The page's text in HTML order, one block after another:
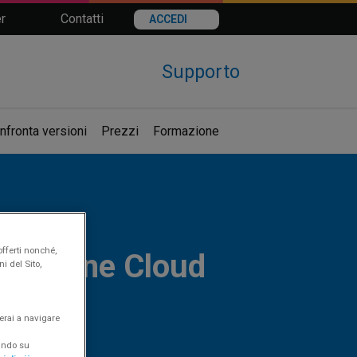
Contatti ACCEDI
Supporto
versioni Prezzi Formazione
One Cloud
nonché,
del Sito,
a navigare
su